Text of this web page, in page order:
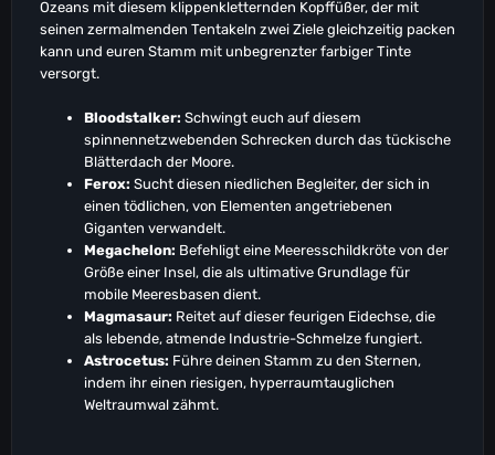
Ozeans mit diesem klippenkletternden Kopffüßer, der mit
seinen zermalmenden Tentakeln zwei Ziele gleichzeitig packen
kann und euren Stamm mit unbegrenzter farbiger Tinte
versorgt.
Bloodstalker: Schwingt euch auf diesem
spinnennetzwebenden Schrecken durch das tückische
Blätterdach der Moore.
Ferox: Sucht diesen niedlichen Begleiter, der sich in
einen tödlichen, von Elementen angetriebenen
Giganten verwandelt.
Megachelon: Befehligt eine Meeresschildkröte von der
Größe einer Insel, die als ultimative Grundlage für
mobile Meeresbasen dient.
Magmasaur: Reitet auf dieser feurigen Eidechse, die
als lebende, atmende Industrie-Schmelze fungiert.
Astrocetus: Führe deinen Stamm zu den Sternen,
indem ihr einen riesigen, hyperraumtauglichen
Weltraumwal zähmt.